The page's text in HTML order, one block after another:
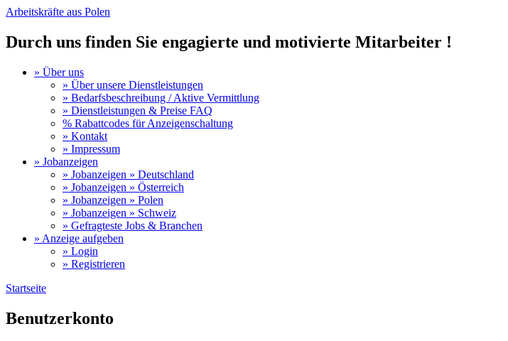
Arbeitskräfte aus Polen
Durch uns finden Sie engagierte und motivierte Mitarbeiter !
» Über uns
» Über unsere Dienstleistungen
» Bedarfsbeschreibung / Aktive Vermittlung
» Dienstleistungen & Preise FAQ
% Rabattcodes für Anzeigenschaltung
» Kontakt
» Impressum
» Jobanzeigen
» Jobanzeigen » Deutschland
» Jobanzeigen » Österreich
» Jobanzeigen » Polen
» Jobanzeigen » Schweiz
» Gefragteste Jobs & Branchen
» Anzeige aufgeben
» Login
» Registrieren
Startseite
Benutzerkonto